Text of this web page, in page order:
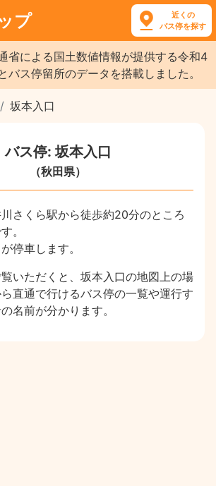
プ
近くの
バス停を探す
省による国土数値情報が提供する令和4
バス停留所のデータを搭載しました。
坂本入口
バス停: 坂本入口
（秋田県）
さくら駅から徒歩約20分のところ
。
停車します。
いただくと、坂本入口の地図上の場
直通で行けるバス停の一覧や運行す
名前が分かります。